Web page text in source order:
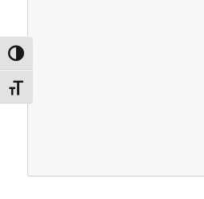
UMSCHALTEN AUF HOHE
SCHRIFT VERGRÖSSERN